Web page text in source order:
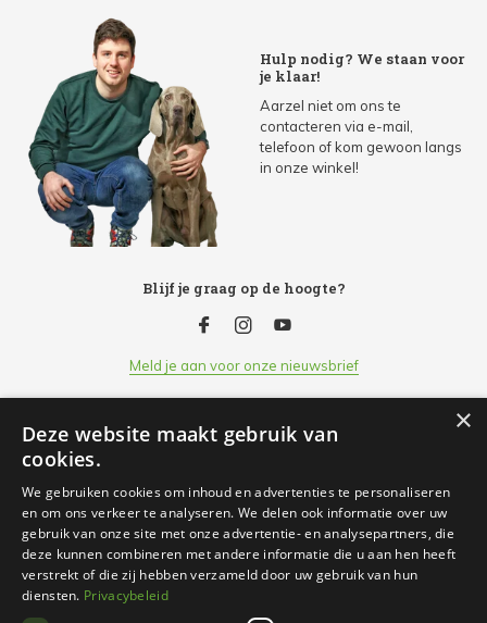
Hulp nodig? We staan voor
je klaar!
Aarzel niet om ons te
contacteren via e-mail,
telefoon of kom gewoon langs
in onze winkel!
Blijf je graag op de hoogte?
Meld je aan voor onze nieuwsbrief
Klantenservice
Openingsuren
Informatie
×
Deze website maakt gebruik van
cookies.
We gebruiken cookies om inhoud en advertenties te personaliseren
en om ons verkeer te analyseren. We delen ook informatie over uw
gebruik van onze site met onze advertentie- en analysepartners, die
deze kunnen combineren met andere informatie die u aan hen heeft
verstrekt of die zij hebben verzameld door uw gebruik van hun
diensten. Privacybeleid